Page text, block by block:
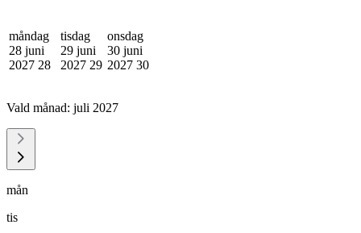
måndag
28 juni
2027 28
tisdag
29 juni
2027 29
onsdag
30 juni
2027 30
Vald månad: juli 2027
mån
tis